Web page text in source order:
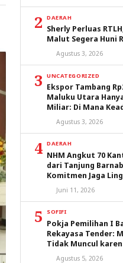
2 DAERAH
Sherly Perluas
Malut Segera Huni
Agustus 3, 2026
3 UNCATEGORIZED
Ekspor Tambang
Maluku Utara
Miliar: Di Mana
Agustus 3, 2026
4 DAERAH
NHM Angkut 70
dari Tanjung
Komitmen Jaga
Juni 11, 2026
5 SOFIFI
Pokja Pemilihan I
Rekayasa Tender:
Tidak Muncul
Peserta yang Lulus
Agustus 5, 2026